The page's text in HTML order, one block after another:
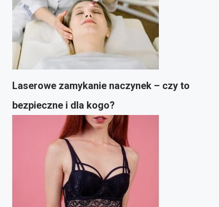
Laserowe zamykanie naczynek – czy to
bezpieczne i dla kogo?